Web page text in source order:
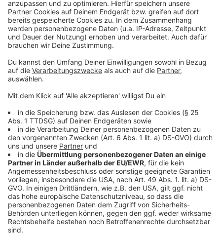
André Kuper zeichnete die Siegerinnen und Sieger aus.
Er unterstrich, dass das NRW‑Pressefoto den
Rückblick auf das zu Ende gehende Jahr ermöglicht
und zugleich die wichtige Arbeit der
Pressefotografinnen und -fotografen für die
Demokratie würdigt.
Die Bilder bleiben bis Mitte Januar im Landtag
Website des Landtags einsehbar, so dass der
Rückblick auch digital zugänglich ist.
Der Wettbewerb ehrt seit 2018 jährlich journalistische
Pressefotografie mit Bezug zu Nordrhein‑Westfalen.
Das Preisgeld und die Ausstellung sollen das
dokumentarische und gesellschaftliche Gewicht der
Fotos hervorheben.
Anzeige